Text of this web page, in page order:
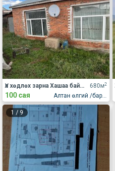
680м2
Алтан өлгий /баруун, зүүн/
Үл хөдлөх зарна Хашаа байшин
100 сая
1 / 9